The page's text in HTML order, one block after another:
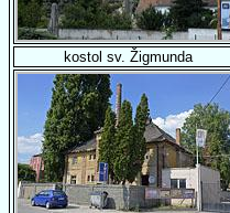
kostol sv. Žigmunda